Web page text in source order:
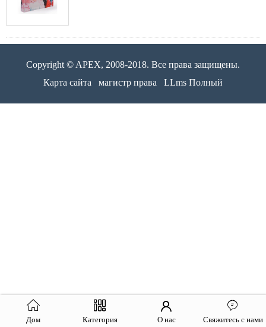
Copyright © APEX, 2008-2018. Все права защищены.
Карта сайта
магистр права LLms Полный
Дом Категория О нас Свяжитесь с нами